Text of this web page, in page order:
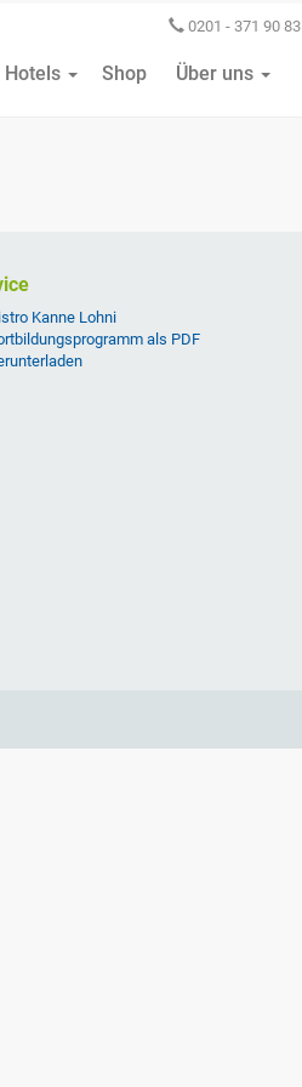
0201 - 371 90 83
Hotels Shop Über uns
Kanne Lohni
als PDF